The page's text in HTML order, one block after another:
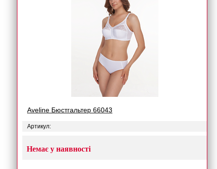
Aveline Бюстгальтер 66043
Артикул:
Немає у наявності